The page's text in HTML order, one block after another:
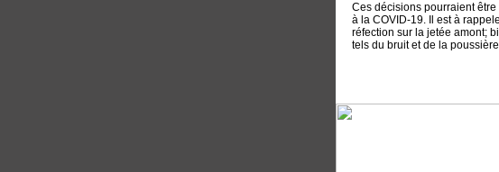
Ces décisions pourraient
à la COVID-19. Il est à
réfection sur la jetée amont;
tels du bruit et de la